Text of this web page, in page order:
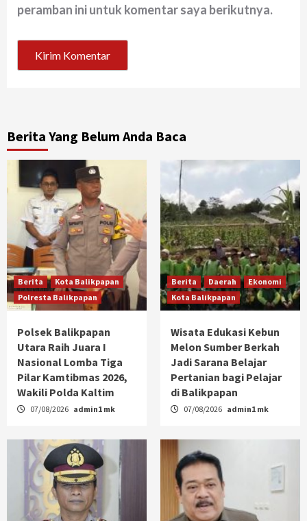
peramban ini untuk komentar saya berikutnya.
Berita Yang Belum Anda Baca
Berita
Kota Balikpapan
Polresta Balikpapan
Polsek Balikpapan
Utara Raih Juara I
Nasional Lomba Tiga
Pilar Kamtibmas 2026,
Wakili Polda Kaltim
07/08/2026 admin1 mk
Berita Daerah
Ekonomi
Kota Balikpapan
Wisata Edukasi Kebun
Melon Sumber Berkah
Jadi Sarana Belajar
Pertanian bagi Pelajar
di Balikpapan
07/08/2026 admin1 mk